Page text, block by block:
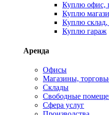
Куплю офис,
Куплю
Куплю склад,
Куплю гараж
Аренда
Офисы
Магазины,
Склады
Свободные
Сфера услуг